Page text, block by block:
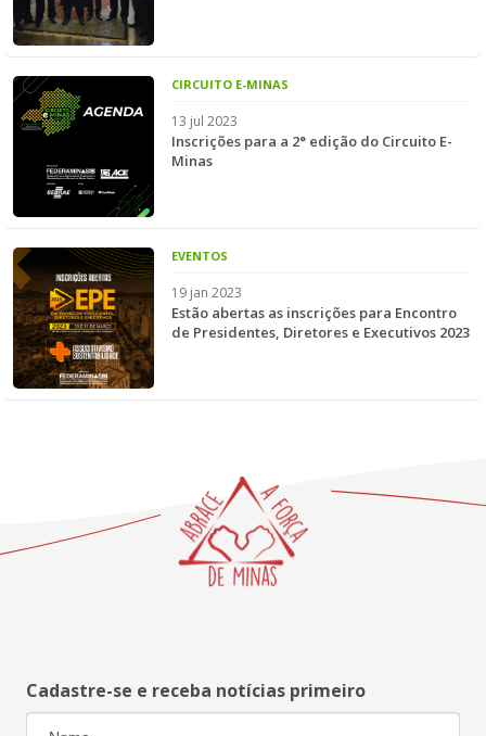
CIRCUITO E-MINAS
13 jul 2023
Inscrições para a 2° edição do Circuito E-
Minas
EVENTOS
19 jan 2023
Estão abertas as inscrições para Encontro
de Presidentes, Diretores e Executivos 2023
Cadastre-se e receba notícias primeiro